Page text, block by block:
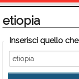
Politica
Sport
Eventi
etiopia
Inserisci quello